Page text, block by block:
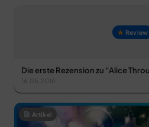
Review
Die erste Rezension zu “Alice
16.05.2016
Artikel